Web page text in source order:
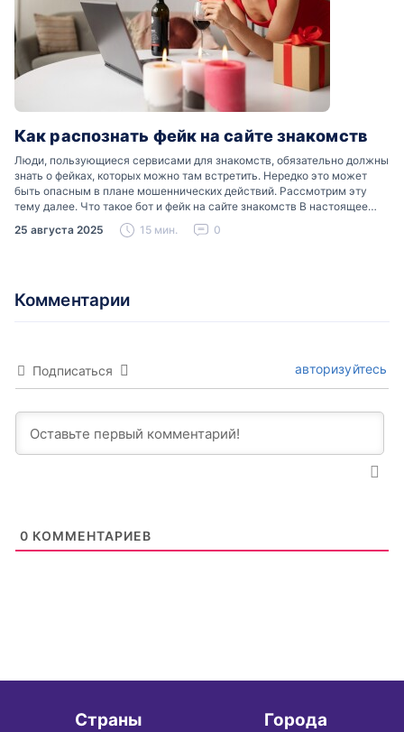
Как распознать фейк на сайте знакомств
Люди, пользующиеся сервисами для знакомств, обязательно должны
знать о фейках, которых можно там встретить. Нередко это может
быть опасным в плане мошеннических действий. Рассмотрим эту
тему далее. Что такое бот и фейк на сайте знакомств В настоящее
время можно встретить свою…
25 августа 2025 15 мин. 0
Комментарии
Подписаться авторизуйтесь
0 КОММЕНТАРИЕВ
Страны Города